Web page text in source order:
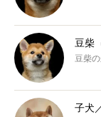
豆柴
豆柴
子犬